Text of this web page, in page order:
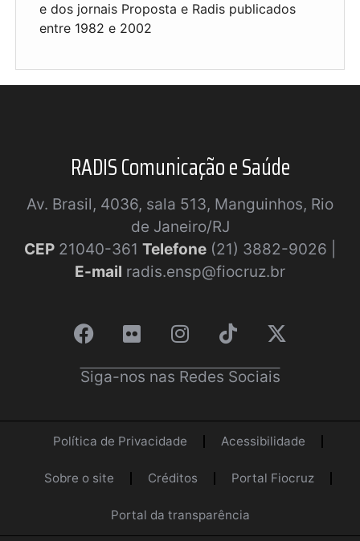
e dos jornais Proposta e Radis publicados
entre 1982 e 2002
RADIS Comunicação e Saúde
Av. Brasil, 4036, sala 513, Manguinhos, Rio
de Janeiro/RJ
CEP 21040-361 Telefone (21) 3882-9026 |
E-mail radis.ensp@fiocruz.br
Siga-nos nas Redes Sociais
Política de Privacidade Acessibilidade
Sobre o site Créditos Portal Fiocruz
Portal da transparência